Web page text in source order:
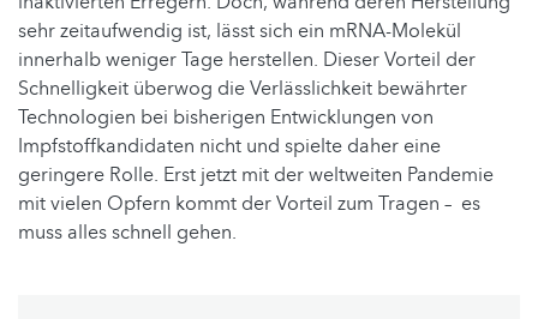
sehr zeitaufwendig ist, lässt sich ein mRNA-Molekül
innerhalb weniger Tage herstellen. Dieser Vorteil der
Schnelligkeit überwog die Verlässlichkeit bewährter
Technologien bei bisherigen Entwicklungen von
Impfstoffkandidaten nicht und spielte daher eine
geringere Rolle. Erst jetzt mit der weltweiten Pandemie
mit vielen Opfern kommt der Vorteil zum Tragen – es
muss alles schnell gehen.